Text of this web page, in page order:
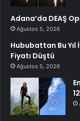
Adana’da DEAŞ
Ağustos 5, 2026
Hububattan Bu Yıl
Fiyatı Düştü
Ağustos 5, 2026